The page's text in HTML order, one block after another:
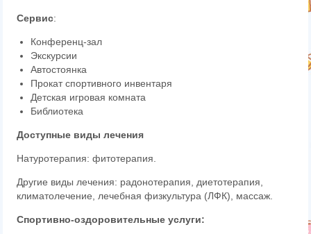
Сервис:
Конференц-зал
Экскурсии
Автостоянка
Прокат спортивного инвентаря
Детская игровая комната
Библиотека
Доступные виды лечения
Натуротерапия: фитотерапия.
Другие виды лечения: радонотерапия, диетотерапия,
климатолечение, лечебная физкультура (ЛФК), массаж.
Спортивно-оздоровительные услуги: